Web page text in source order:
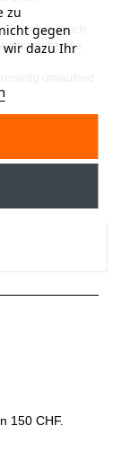
Verbandbuch
und
150 CHF.
zu
gegen
wir dazu Ihr